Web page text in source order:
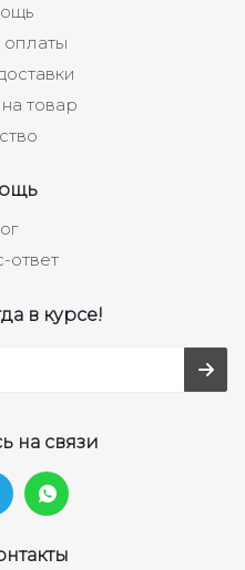
товар
ответ
в курсе!
на связи